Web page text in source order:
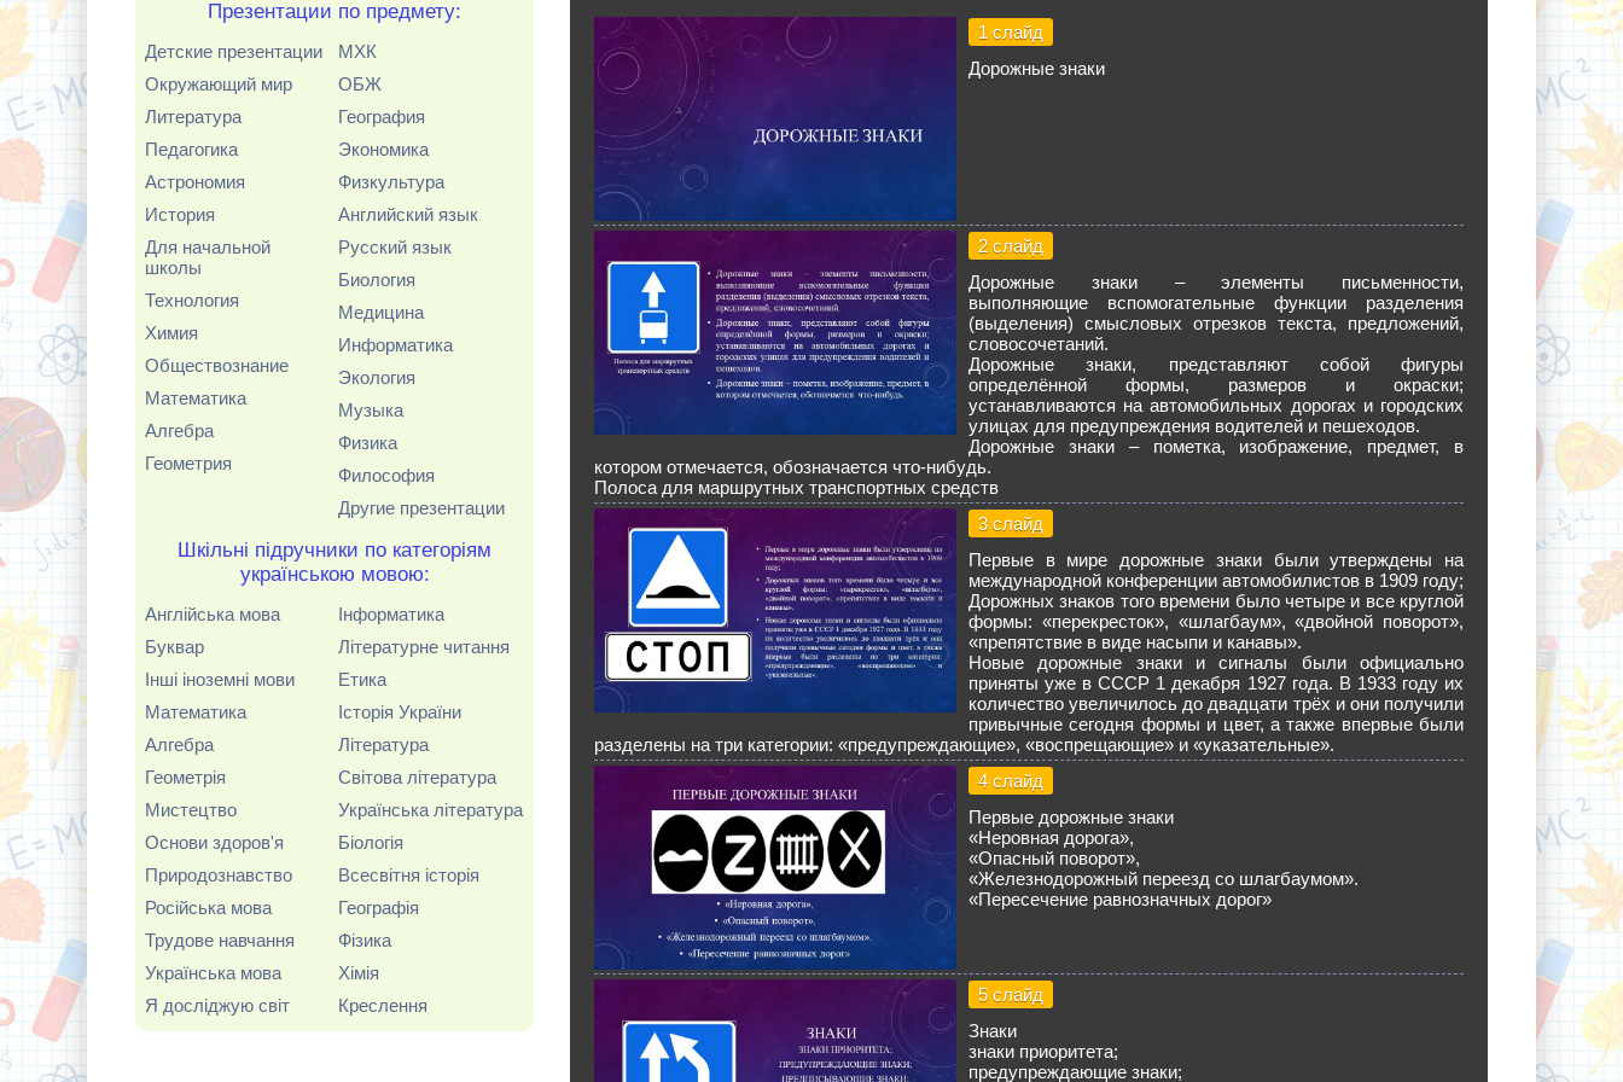
Презентации по предмету:
Детские презентации
Окружающий мир
Литература
Педагогика
Астрономия
История
Для начальной
школы
Технология
Химия
Обществознание
Математика
Алгебра
Геометрия
МХК
ОБЖ
География
Экономика
Физкультура
Английский язык
Русский язык
Биология
Медицина
Информатика
Экология
Музыка
Физика
Философия
Другие презентации
Шкільні підручники по категоріям
українською мовою:
Англійська мова
Буквар
Інші іноземні мови
Математика
Алгебра
Геометрія
Мистецтво
Основи здоров'я
Природознавство
Російська мова
Трудове навчання
Українська мова
Я досліджую світ
Інформатика
Літературне читання
Етика
Історія України
Література
Світова література
Українська література
Біологія
Всесвітня історія
Географія
Фізика
Хімія
Креслення
1 слайд
Дорожные знаки
2 слайд
Дорожные знаки – элементы письменности,
выполняющие вспомогательные функции разделения
(выделения) смысловых отрезков текста, предложений,
словосочетаний.
Дорожные знаки, представляют собой фигуры
определённой формы, размеров и окраски;
устанавливаются на автомобильных дорогах и городских
улицах для предупреждения водителей и пешеходов.
Дорожные знаки – пометка, изображение, предмет, в
котором отмечается, обозначается что-нибудь.
Полоса для маршрутных транспортных средств
3 слайд
Первые в мире дорожные знаки были утверждены на
международной конференции автомобилистов в 1909 году;
Дорожных знаков того времени было четыре и все круглой
формы: «перекресток», «шлагбаум», «двойной поворот»,
«препятствие в виде насыпи и канавы».
Новые дорожные знаки и сигналы были официально
приняты уже в СССР 1 декабря 1927 года. В 1933 году их
количество увеличилось до двадцати трёх и они получили
привычные сегодня формы и цвет, а также впервые были
разделены на три категории: «предупреждающие», «воспрещающие» и «указательные».
4 слайд
Первые дорожные знаки
«Неровная дорога»,
«Опасный поворот»,
«Железнодорожный переезд со шлагбаумом».
«Пересечение равнозначных дорог»
5 слайд
Знаки
знаки приоритета;
предупреждающие знаки;